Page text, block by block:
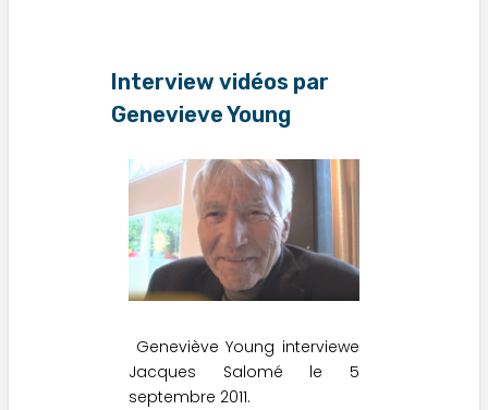
Interview vidéos par
Genevieve Young
Geneviève Young interviewe
Jacques Salomé le 5
septembre 2011.